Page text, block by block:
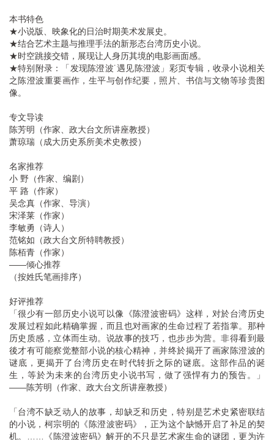
本书特色
★小说版、映象化的日治时期美术发展史。
★结合艺术主题与推理手法的新形态台湾历史小说。
★时空跳接交错，展现让人身历其境的电影画面感。
★特别附录：「发现陈澄波˙遇见陈澄波」彩页专辑，收录小说相关
之陈澄波重要画作，生平与创作纪要，照片、书信与文物等珍贵图
像。
专文导读
陈芳明（作家、政大台文所讲座教授）
萧琼瑞（成大历史系所美术史教授）
名家推荐
小 野（作家、编剧）
平 路（作家）
吴念真（作家、导演）
宋泽莱（作家）
李敏勇（诗人）
范铭如（政大台文所特聘教授）
陈栢青（作家）
——倾心推荐
（按姓氏笔画排序）
好评推荐
「很少有一部历史小说可以像《陈澄波密码》这样，对於台湾历史
发展过程如此精确掌握，而且也对画家的生命过程了若指掌。那种
历史质感，立体而生动。说故事的技巧，也步步为营。非得看到最
後才有可能察觉整部小说的核心精神，并终於揭开了画家陈澄波的
谜底，更揭开了台湾历史在时代转折之际的谜底。这部作品的诞
生，等於为未来的台湾历史小说书写，做了强悍有力的预告。」
——陈芳明（作家、政大台文所讲座教授）
「台湾不缺乏动人的故事，却缺乏和历史，特别是艺术史紧密联结
的小说，柯宗明的《陈澄波密码》，正为这个缺憾开启了补足的契
机。……《陈澄波密码》解开的不只是艺术家生命的谜团，更为许